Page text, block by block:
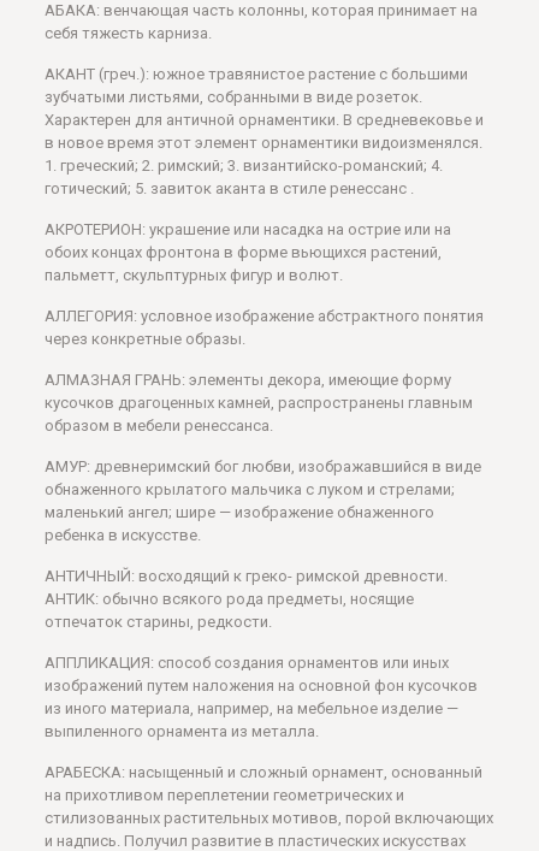
АБАКА: венчающая часть колонны, которая принимает на
себя тяжесть карниза.
АКАНТ (греч.): южное травянистое растение с большими
зубчатыми листьями, собранными в виде розеток.
Характерен для античной орнаментики. В средневековье и
в новое время этот элемент орнаментики видоизменялся.
1. греческий; 2. римский; 3. византийско-романский; 4.
готический; 5. завиток аканта в стиле ренессанс .
АКРОТЕРИОН: украшение или насадка на острие или на
обоих концах фронтона в форме вьющихся растений,
пальметт, скульптурных фигур и волют.
АЛЛЕГОРИЯ: условное изображение абстрактного понятия
через конкретные образы.
АЛМАЗНАЯ ГРАНЬ: элементы декора, имеющие форму
кусочков драгоценных камней, распространены главным
образом в мебели ренессанса.
АМУР: древнеримский бог любви, изображавшийся в виде
обнаженного крылатого мальчика с луком и стрелами;
маленький ангел; шире — изображение обнаженного
ребенка в искусстве.
АНТИЧНЫЙ: восходящий к греко- римской древности.
АНТИК: обычно всякого рода предметы, носящие
отпечаток старины, редкости.
АППЛИКАЦИЯ: способ создания орнаментов или иных
изображений путем наложения на основной фон кусочков
из иного материала, например, на мебельное изделие —
выпиленного орнамента из металла.
АРАБЕСКА: насыщенный и сложный орнамент, основанный
на прихотливом переплетении геометрических и
стилизованных растительных мотивов, порой включающих
и надпись. Получил развитие в пластических искусствах